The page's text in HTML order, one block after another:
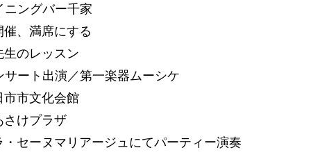
ングバー千家
催、満席にする
生のレッスン
ート出演／第一楽器ムーシケ
市市文化会館
さけプラザ
セーヌマリアージュにてパーティー演奏